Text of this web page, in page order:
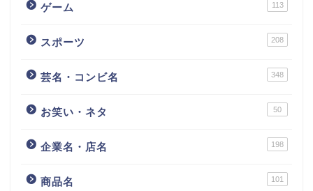
ゲーム 113
スポーツ 208
芸名・コンビ名 348
お笑い・ネタ 50
企業名・店名 198
商品名 101